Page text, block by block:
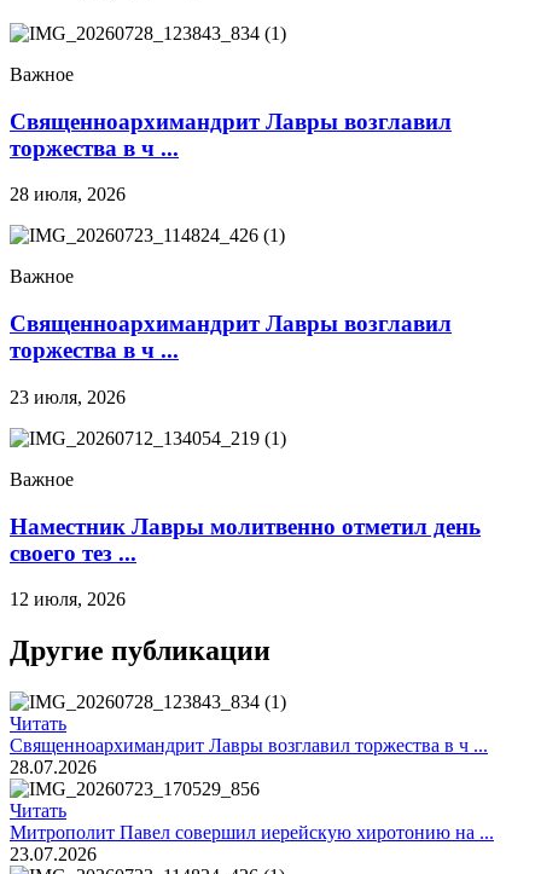
Важное
Священноархимандрит Лавры возглавил
торжества в ч ...
28 июля, 2026
Важное
Священноархимандрит Лавры возглавил
торжества в ч ...
23 июля, 2026
Важное
Наместник Лавры молитвенно отметил день
своего тез ...
12 июля, 2026
Другие публикации
Читать
Священноархимандрит Лавры возглавил торжества в ч ...
28.07.2026
Читать
Митрополит Павел совершил иерейскую хиротонию на ...
23.07.2026